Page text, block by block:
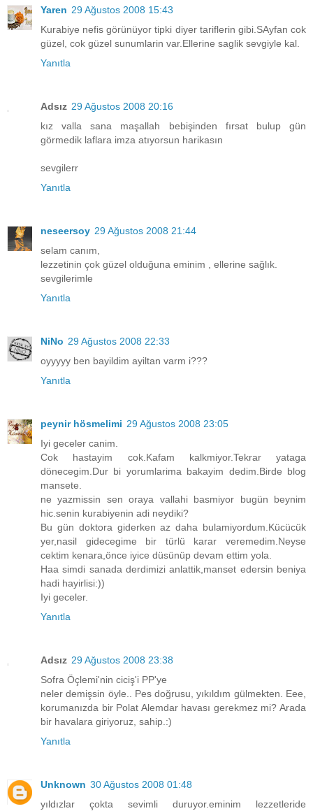
Yaren 29 Ağustos 2008 15:43
Kurabiye nefis görünüyor tipki diyer tariflerin gibi.SAyfan cok
güzel, cok güzel sunumlarin var.Ellerine saglik sevgiyle kal.
Yanıtla
Adsız 29 Ağustos 2008 20:16
kız valla sana maşallah bebişinden fırsat bulup gün
görmedik laflara imza atıyorsun harikasın
sevgilerr
Yanıtla
neseersoy 29 Ağustos 2008 21:44
selam canım,
lezzetinin çok güzel olduğuna eminim , ellerine sağlık.
sevgilerimle
Yanıtla
NiNo 29 Ağustos 2008 22:33
oyyyyy ben bayildim ayiltan varm i???
Yanıtla
peynir hösmelimi 29 Ağustos 2008 23:05
Iyi geceler canim.
Cok hastayim cok.Kafam kalkmiyor.Tekrar yataga
dönecegim.Dur bi yorumlarima bakayim dedim.Birde blog
mansete.
ne yazmissin sen oraya vallahi basmiyor bugün beynim
hic.senin kurabiyenin adi neydiki?
Bu gün doktora giderken az daha bulamiyordum.Kücücük
yer,nasil gidecegime bir türlü karar veremedim.Neyse
cektim kenara,önce iyice düsünüp devam ettim yola.
Haa simdi sanada derdimizi anlattik,manset edersin beniya
hadi hayirlisi:))
Iyi geceler.
Yanıtla
Adsız 29 Ağustos 2008 23:38
Sofra Öçlemi'nin ciciş'i PP'ye
neler demişsin öyle.. Pes doğrusu, yıkıldım gülmekten. Eee,
korumanızda bir Polat Alemdar havası gerekmez mi? Arada
bir havalara giriyoruz, sahip.:)
Yanıtla
Unknown 30 Ağustos 2008 01:48
yıldızlar çokta sevimli duruyor.eminim lezzetleride